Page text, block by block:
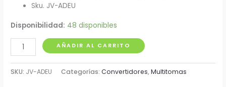
Sku. JV-ADEU
Disponibilidad: 48 disponibles
Conector
de
Pata
AÑADIR AL CARRITO
SKU: JV-ADEU Categorías:Convertidores,Multitomas